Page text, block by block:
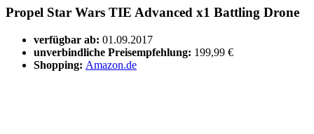
Propel Star Wars TIE Advanced x1 Battling Drone
verfügbar ab: 01.09.2017
unverbindliche Preisempfehlung: 199,99 €
Shopping: Amazon.de